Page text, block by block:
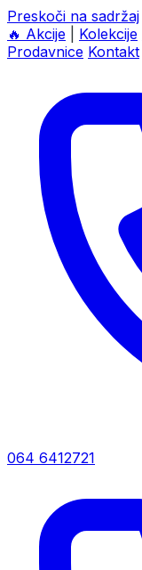
Preskoči na sadržaj
🔥 Akcije Kolekcije
Prodavnice Kontakt
064 6412721